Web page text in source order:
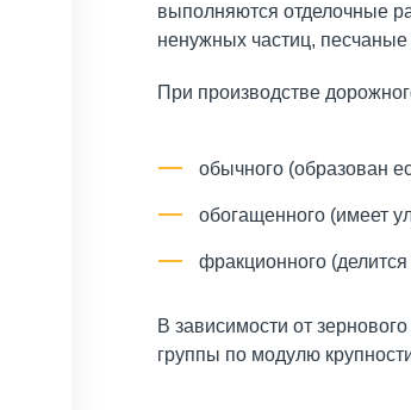
выполняются отделочные
ненужных частиц,
При производстве
обычного (образован
обогащенного (имеет
фракционного
В зависимости от
группы по модулю